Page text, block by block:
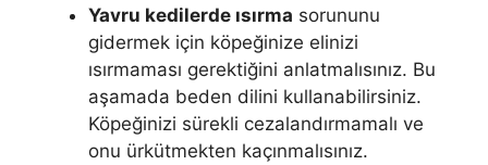
Yavru kedilerde ısırma sorununu
gidermek için köpeğinize elinizi
ısırmaması gerektiğini anlatmalısınız. Bu
aşamada beden dilini kullanabilirsiniz.
Köpeğinizi sürekli cezalandırmamalı ve
onu ürkütmekten kaçınmalısınız.